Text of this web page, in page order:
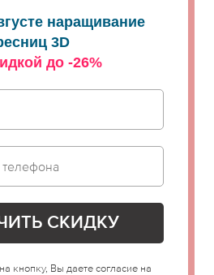
наращивание
3D
до -26%
кнопку, Вы даете согласие на